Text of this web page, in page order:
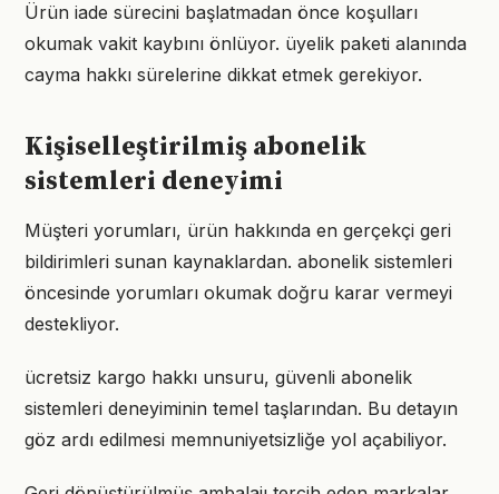
Ürün iade sürecini başlatmadan önce koşulları
okumak vakit kaybını önlüyor. üyelik paketi alanında
cayma hakkı sürelerine dikkat etmek gerekiyor.
Kişiselleştirilmiş abonelik
sistemleri deneyimi
Müşteri yorumları, ürün hakkında en gerçekçi geri
bildirimleri sunan kaynaklardan. abonelik sistemleri
öncesinde yorumları okumak doğru karar vermeyi
destekliyor.
ücretsiz kargo hakkı unsuru, güvenli abonelik
sistemleri deneyiminin temel taşlarından. Bu detayın
göz ardı edilmesi memnuniyetsizliğe yol açabiliyor.